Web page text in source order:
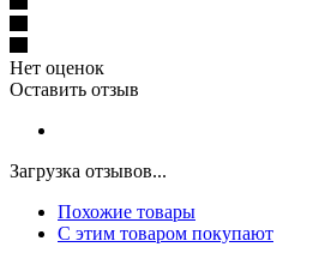
Нет оценок
Оставить отзыв
Загрузка отзывов...
Похожие товары
С этим товаром покупают